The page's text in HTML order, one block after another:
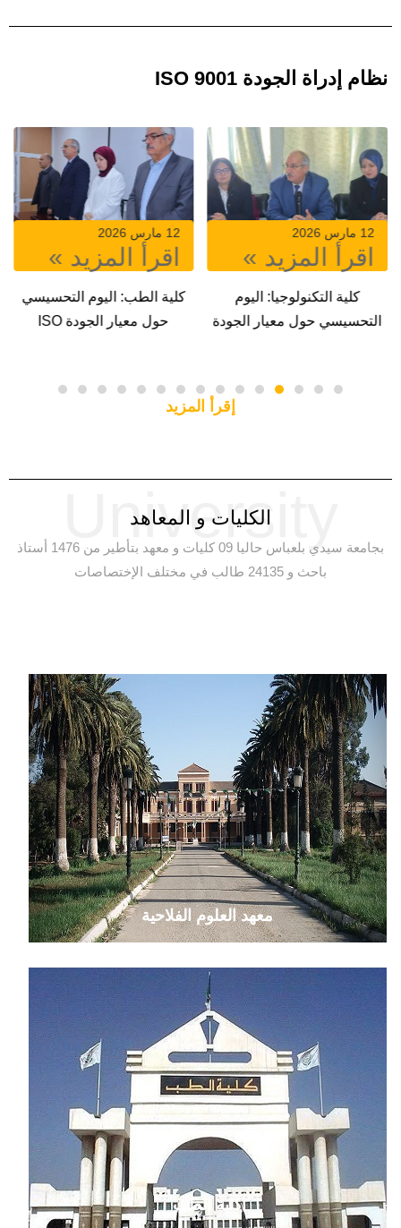
نظام إدراة الجودة ISO 9001
الجودة
12 مارس 2026
اقرأ المزيد »
كلية الطب: اليوم التحسيسي
8 مارس 2026
اقرأ المزيد
المدرسة العليا
ملحقة سيدي بلعباس:
إقرأ المزيد
University
الكليات و المعاهد
بجامعة سيدي بلعباس حاليا 09 كليات و معهد بتأطير من 1476 أستاذ
باحث و 24135 طالب في مختلف الإختصاصات
معهد العلوم الفلاحية
كلية الطب